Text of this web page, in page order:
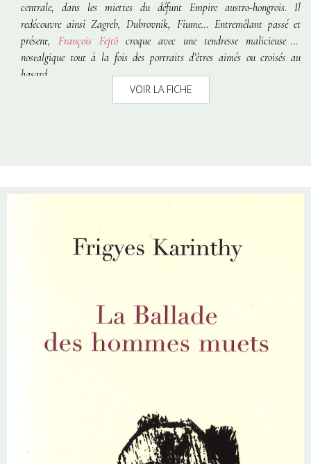
centrale, dans les miettes du défunt Empire austro-hongrois. Il
redécouvre ainsi Zagreb, Dubrovnik, Fiume… Entremêlant passé et
présent, François Fejtö croque avec une tendresse malicieuse et
nostalgique tout à la fois des portraits d’êtres aimés ou croisés au
hasard.
VOIR LA FICHE